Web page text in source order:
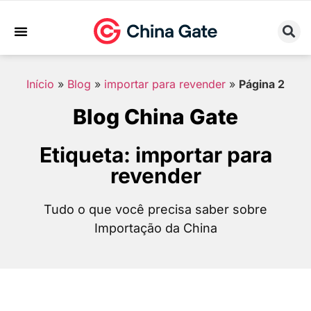
Início » Blog » importar para revender » Página 2
Blog China Gate
Etiqueta: importar para
revender
Tudo o que você precisa saber sobre
Importação da China